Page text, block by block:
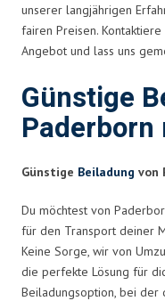
unserer langjährigen
fairen Preisen.
Angebot und lass uns
Günstige
Paderborn
Günstige Beiladung von
Du möchtest von
für den Transport deiner
Keine Sorge, wir von
die perfekte Lösung für
Beiladungsoption, bei der